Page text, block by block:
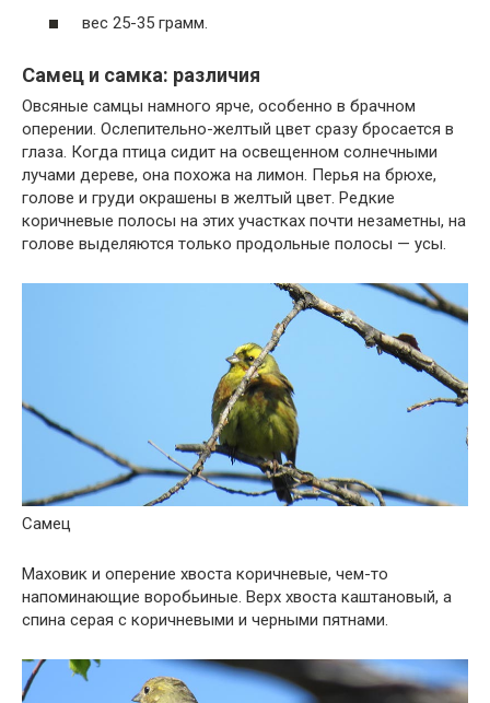
вес 25-35 грамм.
Самец и самка: различия
Овсяные самцы намного ярче, особенно в брачном
оперении. Ослепительно-желтый цвет сразу бросается в
глаза. Когда птица сидит на освещенном солнечными
лучами дереве, она похожа на лимон. Перья на брюхе,
голове и груди окрашены в желтый цвет. Редкие
коричневые полосы на этих участках почти незаметны, на
голове выделяются только продольные полосы — усы.
Самец
Маховик и оперение хвоста коричневые, чем-то
напоминающие воробьиные. Верх хвоста каштановый, а
спина серая с коричневыми и черными пятнами.